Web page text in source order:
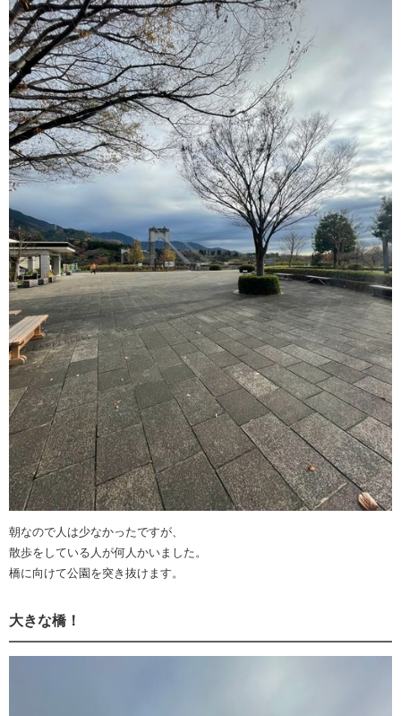
朝なので人は少なかったですが、
散歩をしている人が何人かいました。
橋に向けて公園を突き抜けます。
大きな橋！